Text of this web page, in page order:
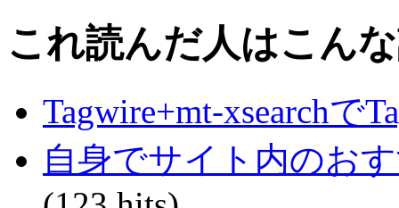
これ読んだ人はこん
Tagwire+mt-xsearchで
自身でサイト内のお